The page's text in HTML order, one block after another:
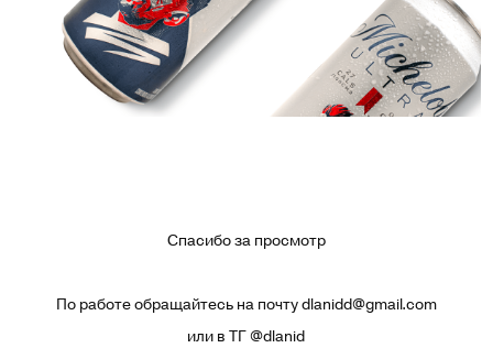
Спасибо за просмотр
По работе обращайтесь на почту dlanidd@gmail.com
или в ТГ @dlanid